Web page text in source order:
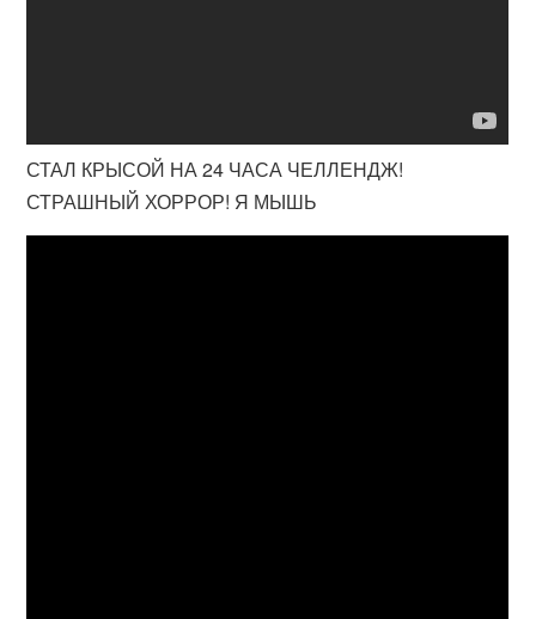
СТАЛ КРЫСОЙ НА 24 ЧАСА ЧЕЛЛЕНДЖ!
СТРАШНЫЙ ХОРРОР! Я МЫШЬ